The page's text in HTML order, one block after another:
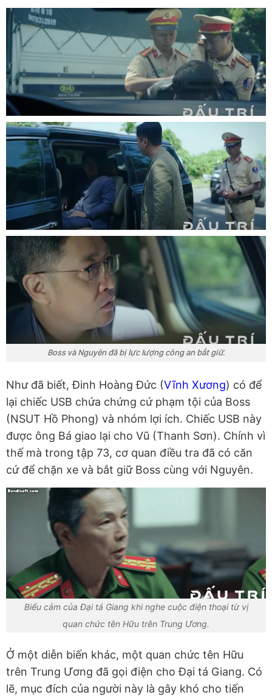
Boss và Nguyên đã bị lực lượng công an bắt giữ.
Như đã biết, Đinh Hoàng Đức (Vĩnh Xương) có để
lại chiếc USB chứa chứng cứ phạm tội của Boss
(NSUT Hồ Phong) và nhóm lợi ích. Chiếc USB này
được ông Bá giao lại cho Vũ (Thanh Sơn). Chính vì
thế mà trong tập 73, cơ quan điều tra đã có căn
cứ để chặn xe và bắt giữ Boss cùng với Nguyên.
Biểu cảm của Đại tá Giang khi nghe cuộc điện thoại từ vị
quan chức tên Hữu trên Trung Ương.
Ở một diễn biến khác, một quan chức tên Hữu
trên Trung Ương đã gọi điện cho Đại tá Giang. Có
lẽ, mục đích của người này là gây khó cho tiến